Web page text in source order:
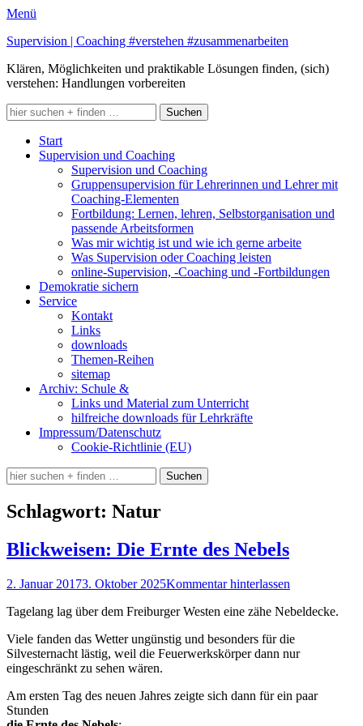
Menü
Supervision | Coaching #verstehen #zusammenarbeiten
Klären, Möglichkeiten und praktikable Lösungen finden, (sich)
verstehen: Handlungen vorbereiten
Suchen
nach:
Primäres
Menü
Zum
Inhalt
Start
Supervision und Coaching
Supervision und Coaching
Gruppensupervision für Lehrerinnen und Lehrer mit
Coaching-Elementen
Fortbildung: Lernen, lehren, Selbstorganisation und
passende Arbeitsformen
Was mir wichtig ist und wie ich gerne arbeite
Was Supervision oder Coaching leisten
online-Supervision, -Coaching und -Fortbildungen
Demokratie sichern
Service
Kontakt
Links
downloads
Themen-Reihen
sitemap
Archiv: Schule &
Links und Material zum Unterricht
hilfreiche downloads für Lehrkräfte
Impressum/Datenschutz
Cookie-Richtlinie (EU)
Suchen
Suchen
nach:
Schlagwort: Natur
Blickweisen: Die Ernte des Nebels
Veröffentlicht
2. Januar 20173. Oktober 2025Kommentar hinterlassen
Tagelang lag über dem Freiburger Westen eine zähe Nebeldecke.
Viele fanden das Wetter ungünstig und besonders für die
Silvesternacht lästig, weil die Feuerwerkskörper dann nur
eingeschränkt zu sehen wären.
Am ersten Tag des neuen Jahres zeigte sich dann für ein paar
Stunden